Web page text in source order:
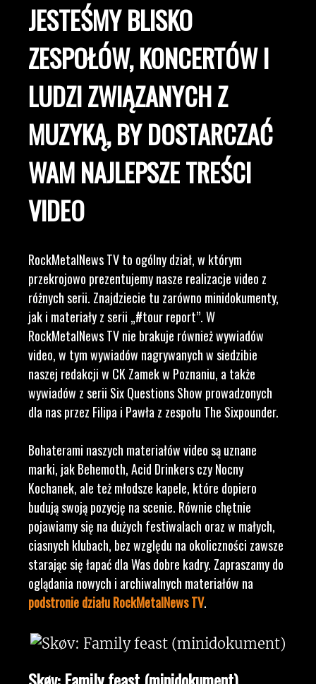
JESTEŚMY BLISKO
ZESPOŁÓW, KONCERTÓW I
LUDZI ZWIĄZANYCH Z
MUZYKĄ, BY DOSTARCZAĆ
WAM NAJLEPSZE TREŚCI
VIDEO
RockMetalNews TV to ogólny dział, w którym
przekrojowo prezentujemy nasze realizacje video z
różnych serii. Znajdziecie tu zarówno minidokumenty,
jak i materiały z serii „#tour report”. W
RockMetalNews TV nie brakuje również wywiadów
video, w tym wywiadów nagrywanych w siedzibie
naszej redakcji w CK Zamek w Poznaniu, a także
wywiadów z serii Six Questions Show prowadzonych
dla nas przez Filipa i Pawła z zespołu The Sixpounder.
Bohaterami naszych materiałów video są uznane
marki, jak Behemoth, Acid Drinkers czy Nocny
Kochanek, ale też młodsze kapele, które dopiero
budują swoją pozycję na scenie. Równie chętnie
pojawiamy się na dużych festiwalach oraz w małych,
ciasnych klubach, bez względu na okoliczności zawsze
starając się łapać dla Was dobre kadry. Zapraszamy do
oglądania nowych i archiwalnych materiałów na
podstronie działu RockMetalNews TV.